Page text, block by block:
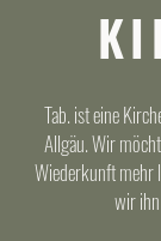
Tab. ist eine
Allgäu. Wir
Wiederkunft mehr
wir